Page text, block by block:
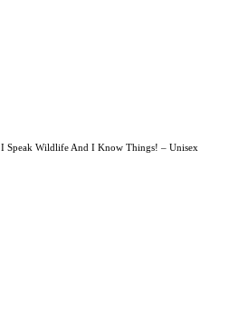
I Speak Wildlife And I Know Things! – Unisex